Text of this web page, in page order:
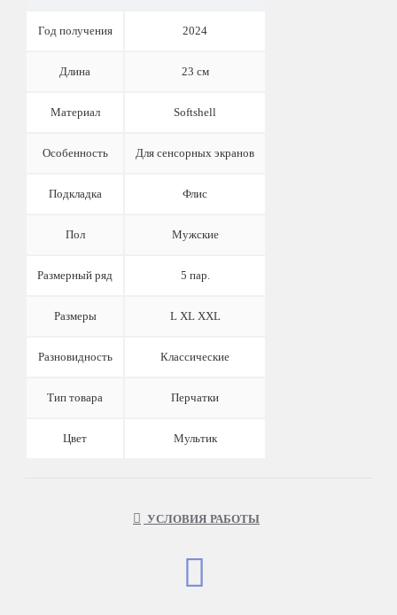
Год получения 2024
Длина 23 см
Материал Softshell
Особенность Для сенсорных экранов
Подкладка Флис
Пол Мужские
Размерный ряд 5 пар.
Размеры L XL XXL
Разновидность Классические
Тип товара Перчатки
Цвет Мультик
УСЛОВИЯ РАБОТЫ